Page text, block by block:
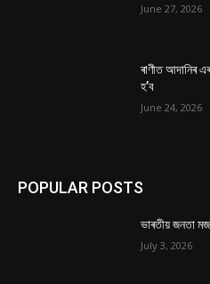
June 27, 2026
ৰাণীত আদানিৰ
হ’ব
June 24, 2026
POPULAR POSTS
ভাৰতীয় জনতা
July 3, 2026